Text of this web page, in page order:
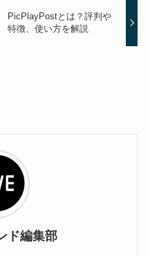
PicPlayPostとは？評判や
特徴、使い方を解説
ド編集部